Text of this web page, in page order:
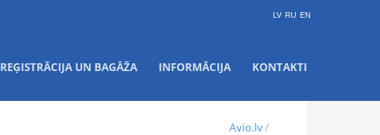
LV RU EN
REĢISTRĀCIJA UN BAGĀŽA INFORMĀCIJA KONTAKTI
Avio.lv